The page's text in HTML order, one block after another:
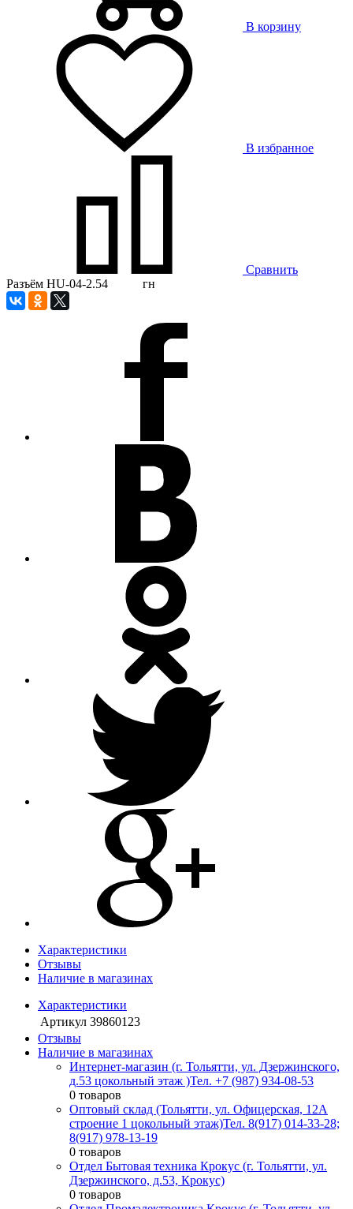
В корзину
В избранное
Сравнить
Разъём HU-04-2.54 гн
Характеристики
Отзывы
Наличие в магазинах
Характеристики
Артикул 39860123
Отзывы
Наличие в магазинах
Интернет-магазин (г. Тольятти, ул. Дзержинского,
д.53 цокольный этаж )Тел. +7 (987) 934-08-53
0 товаров
Оптовый склад (Тольятти, ул. Офицерская, 12А
строение 1 цокольный этаж)Тел. 8(917) 014-33-28;
8(917) 978-13-19
0 товаров
Отдел Бытовая техника Крокус (г. Тольятти, ул.
Дзержинского, д.53, Крокус)
0 товаров